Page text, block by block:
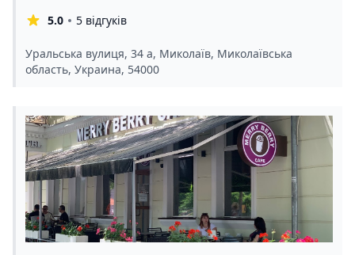
5.0 5 відгуків
Уральська вулиця, 34 а, Миколаїв, Миколаївська
область, Украина, 54000